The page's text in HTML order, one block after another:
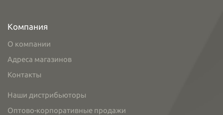
Компания
О компании
Адреса магазинов
Контакты
Наши дистрибьюторы
Оптово-корпоративные продажи